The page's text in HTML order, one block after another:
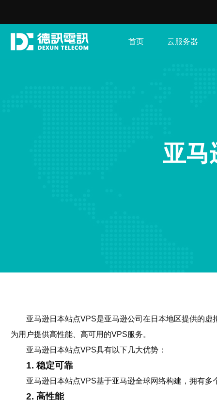
首页 云服务器
亚马
亚马逊日本站点VPS是亚马逊公司在日本地区提供的
为用户提供高性能、高可用的VPS服务。
亚马逊日本站点VPS具有以下几大优势：
1. 稳定可靠
亚马逊日本站点VPS基于亚马逊全球网络构建，拥有
2. 高性能